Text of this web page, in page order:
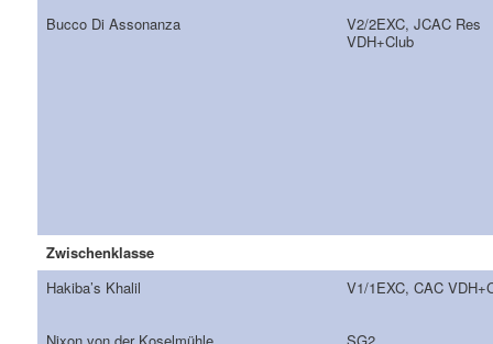
Bucco Di Assonanza
V2/2EXC, JCAC Res
VDH+Club
Zwischenklasse
Hakiba’s Khalil
V1/1EXC, CAC